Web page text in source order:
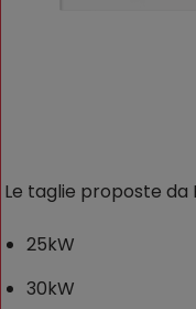
Le taglie proposte da
25kW
30kW